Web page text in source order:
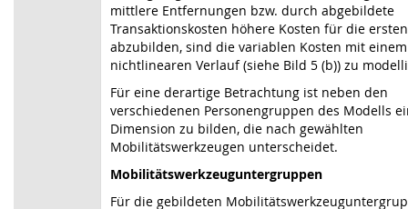
mittlere Entfernungen bzw. durch abgebildete
Transaktionskosten höhere Kosten für die
abzubilden, sind die variablen Kosten mit einem
nichtlinearen Verlauf (siehe Bild 5 (b)) zu
Für eine derartige Betrachtung ist neben den
verschiedenen Personengruppen des Modells
Dimension zu bilden, die nach gewählten
Mobilitätswerkzeugen unterscheidet.
Mobilitätswerkzeuguntergruppen
Für die gebildeten